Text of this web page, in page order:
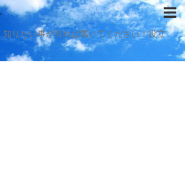
りたい事が有れば覗いてください！役立